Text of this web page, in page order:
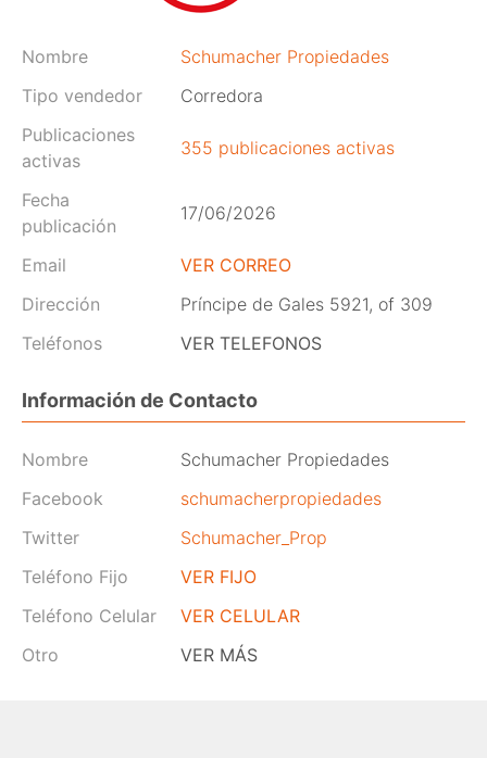
Nombre
Schumacher Propiedades
Tipo vendedor
Corredora
Publicaciones
activas
355 publicaciones activas
Fecha
publicación
17/06/2026
Email
VER CORREO
Dirección
Príncipe de Gales 5921, of 309
Teléfonos
VER TELEFONOS
Información de Contacto
Nombre
Schumacher Propiedades
Facebook
schumacherpropiedades
Twitter
Schumacher_Prop
Teléfono Fijo
VER FIJO
Teléfono Celular
VER CELULAR
Otro
VER MÁS